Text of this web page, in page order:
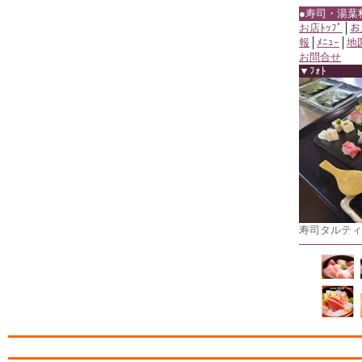
●寿司・湯
お店ﾄｯﾌﾟ
報
ﾒﾆｭｰ
地
お問合せ
▼ﾌｫﾄ
寿司タルテ